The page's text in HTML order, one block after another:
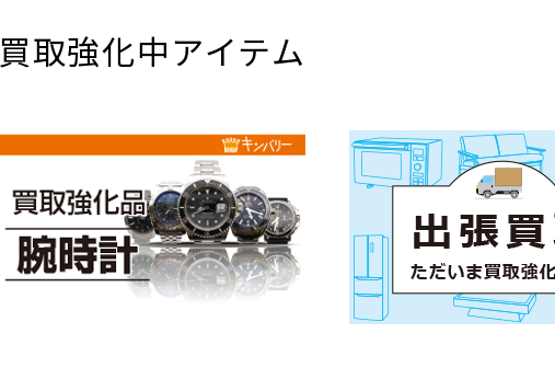
買取強化中アイテム